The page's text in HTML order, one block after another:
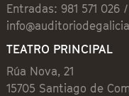
Entradas: 981 571 026
TEATRO PRINCIPAL
Rúa Nova, 21
15705 Santiago de